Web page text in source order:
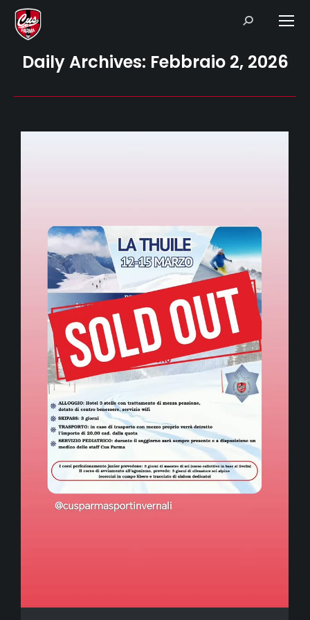
Search:
Daily Archives: Febbraio 2, 2026